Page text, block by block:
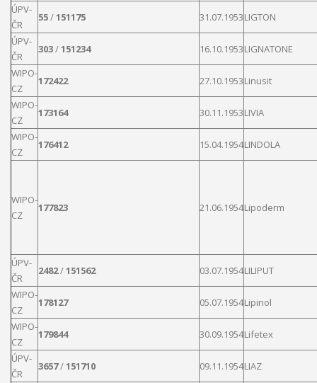
ÚPV-
ČR
55/151175 31.07.1953LIGTON
ÚPV-
ČR
303/151234 16.10.1953LIGNATONE
WIPO-
CZ
172422 27.10.1953Linusit
WIPO-
CZ
173164 30.11.1953LIVIA
WIPO-
CZ
176412 15.04.1954LINDOLA
WIPO-
CZ
177823 21.06.1954Lipoderm
ÚPV-
ČR
2482/151562 03.07.1954LILIPUT
WIPO-
CZ
178127 05.07.1954Lipinol
WIPO-
CZ
179844 30.09.1954Lifetex
ÚPV-
ČR
3657/151710 09.11.1954LIAZ